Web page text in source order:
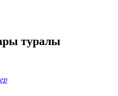
туралы